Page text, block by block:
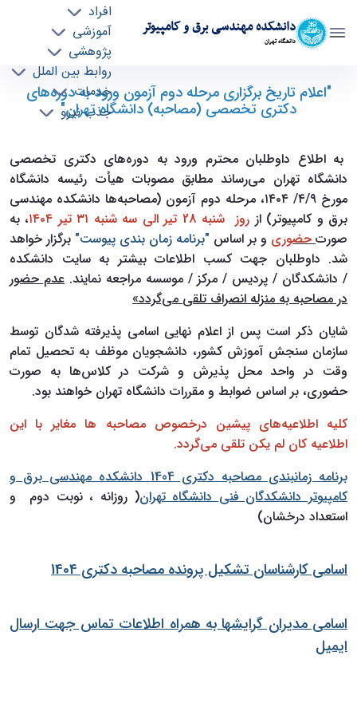
دانشکده مهندسی برق و کامپیوتر
دانشگاه تهران
افراد
آموزشی
پژوهشی
روابط بین الملل
خدمات
جذب نیرو
"اعلام تاریخ برگزاری مرحله دوم آزمون ورود به
دوره‌های دکتری تخصصی (مصاحبه) دانشگاه
"اعلام تاریخ برگزاری مرحله دوم آزمون ورود به دوره‌های
دکتری تخصصی (مصاحبه) دانشگاه تهران"
به اطلاع داوطلبان محترم ورود به دوره‌های دکتری تخصصی
دانشگاه تهران می‌رساند مطابق مصوبات هیأت رئیسه دانشگاه
مورخ ۴/۹/ ۱۴۰۴، مرحله دوم آزمون (مصاحبه‌ها دانشکده مهندسی
برق و کامپیوتر) از روز شنبه 28 تیر الی سه شنبه ۳۱ تیر ۱۴۰۴
، به
صورت حضوری و بر اساس "برنامه زمان بندی پیوست" برگزار خواهد
شد. داوطلبان جهت کسب اطلاعات بیشتر به سایت دانشکده
/ ‏دانشکدگان‬ / ‏پردیس‬ / ‏مرکز‬ / ‏موسسه‬ مراجعه نمایند. عدم حضور
در مصاحبه به منزله انصراف تلقیمی‌گردد»
شایان ذکر است پس از اعلام نهایی اسامی پذیرفته شدگان توسط
سازمان سنجش آموزش کشور، دانشجویان موظف به تحصیل تمام
وقت در واحد محل پذیرش و شرکت در کلاس‌ها به صورت
حضوری، بر اساس ضوابط و مقررات دانشگاه تهران خواهند بود.
کلیه اطلاعیه‌های پیشین درخصوص مصاحبه ‌ها مغایر با این
اطلاعیه کان لم یکن تلقی می‌گردد.
برنامه زمانبندی مصاحبه دکتری 1404 دانشکده مهندسی برق و
کامپیوتر دانشکدگان فنی دانشگاه تهران( روزانه ، نوبت دوم و
استعداد درخشان)
اسامی کارشناسان تشکیل پرونده مصاحبه دکتری 1404
اسامی مدیران گرایشها به همراه اطلاعات تماس جهت ارسال
ایمیل